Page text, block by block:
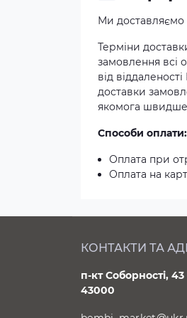
Ми доставляємо
Терміни
замовлення всі
від
доставки
якомога швидше,
Способи оплати:
Оплата при
Оплата на
КОНТАКТИ ТА
п-кт Соборності,
43000